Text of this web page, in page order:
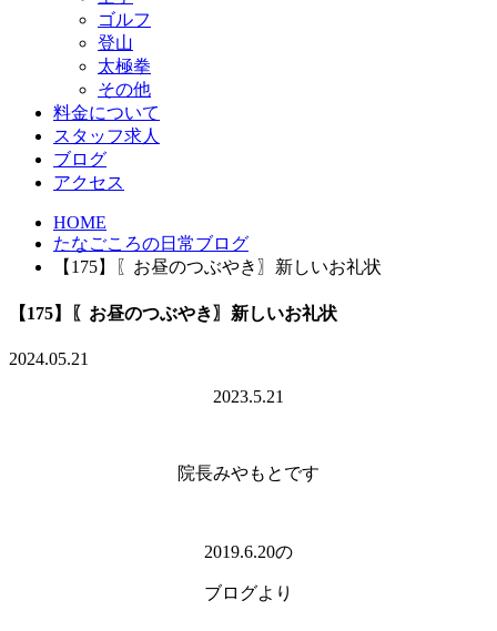
ゴルフ
登山
太極拳
その他
料金について
スタッフ求人
ブログ
アクセス
HOME
たなごころの日常ブログ
【175】〖お昼のつぶやき〗新しいお礼状
【175】〖お昼のつぶやき〗新しいお礼状
2024.05.21
2023.5.21
院長みやもとです
2019.6.20の
ブログより